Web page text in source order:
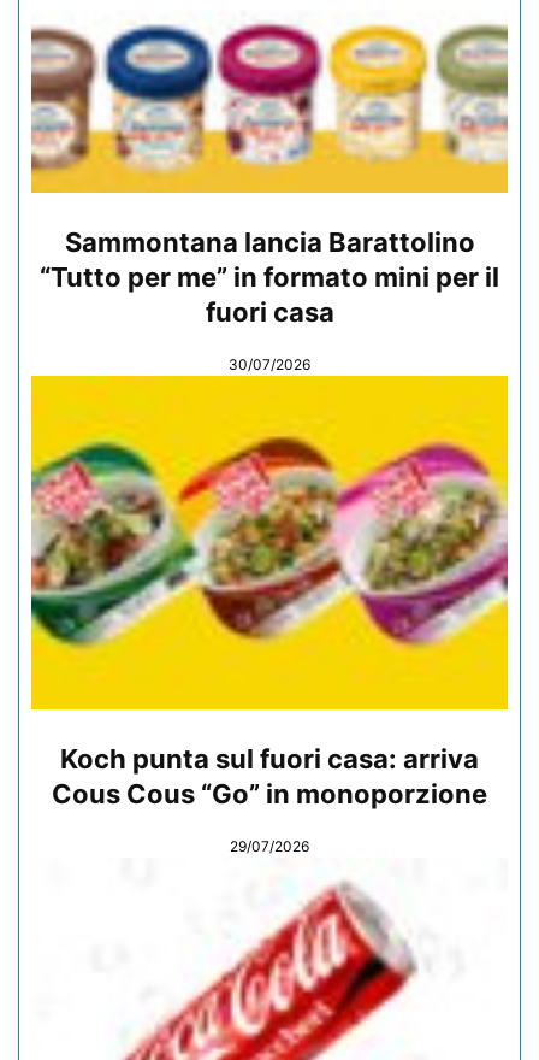
Sammontana lancia Barattolino
“Tutto per me” in formato mini per il
fuori casa
30/07/2026
Koch punta sul fuori casa: arriva
Cous Cous “Go” in monoporzione
29/07/2026